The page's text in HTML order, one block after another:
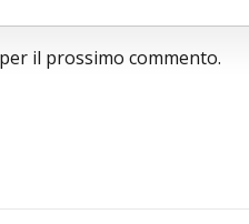
il prossimo commento.